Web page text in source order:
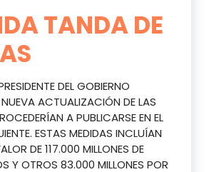
TANDA DE
DEL GOBIERNO
ACTUALIZACIÓN DE LAS
A PUBLICARSE EN EL
ESTAS MEDIDAS INCLUÍAN
DE 117.000 MILLONES DE
Y OTROS 83.000 MILLONES POR